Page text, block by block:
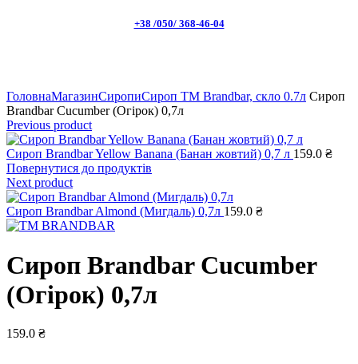
+38 /050/ 368-46-04
ГоловнаМагазинСиропиСироп TM Brandbar, скло 0.7л Сироп
Brandbar Cucumber (Огірок) 0,7л
Previous product
Сироп Brandbar Yellow Banana (Банан жовтий) 0,7 л 159.0 ₴
Повернутися до продуктів
Next product
Сироп Brandbar Almond (Мигдаль) 0,7л 159.0 ₴
Сироп Brandbar Cucumber
(Огірок) 0,7л
159.0 ₴